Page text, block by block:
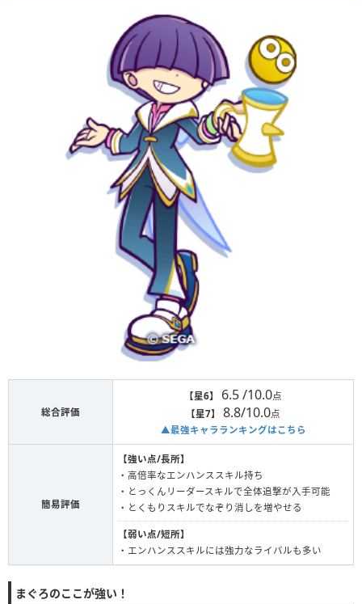
総合評価
【星6】 6.5 /10.0点
【星7】
8.8/10.0点
▲最強キャラランキングはこちら
簡易評価
【強い点/長所】
・高倍率なエンハンススキル持ち
・とっくんリーダースキルで全体追撃が入手可能
・とくもりスキルでなぞり消しを増やせる
【弱い点/短所】
・エンハンススキルには強力なライバルも多い
まぐろのここが強い！